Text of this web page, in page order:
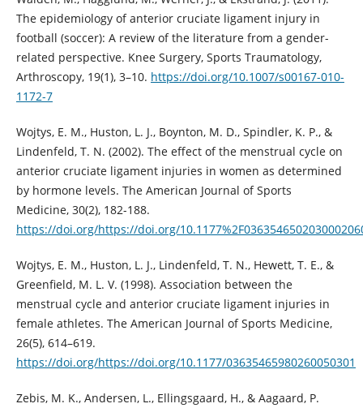
The epidemiology of anterior cruciate ligament injury in
football (soccer): A review of the literature from a gender-
related perspective. Knee Surgery, Sports Traumatology,
Arthroscopy, 19(1), 3–10. https://doi.org/10.1007/s00167-010-
1172-7
Wojtys, E. M., Huston, L. J., Boynton, M. D., Spindler, K. P., &
Lindenfeld, T. N. (2002). The effect of the menstrual cycle on
anterior cruciate ligament injuries in women as determined
by hormone levels. The American Journal of Sports
Medicine, 30(2), 182-188.
https://doi.org/https://doi.org/
Wojtys, E. M., Huston, L. J., Lindenfeld, T. N., Hewett, T. E., &
Greenfield, M. L. V. (1998). Association between the
menstrual cycle and anterior cruciate ligament injuries in
female athletes. The American Journal of Sports Medicine,
26(5), 614–619.
https://doi.org/https://doi.org/10.1177/03635465980260050301
Zebis, M. K., Andersen, L., Ellingsgaard, H., & Aagaard, P.